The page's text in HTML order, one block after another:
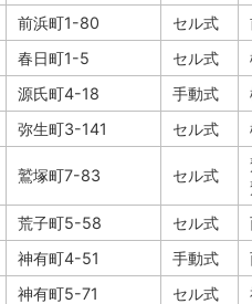
前浜町1-80 セル式
春日町1-5 セル式
源氏町4-18 手動式
弥生町3-141 セル式
鷲塚町7-83 セル式
荒子町5-58 セル式
神有町4-51 手動式
神有町5-71 セル式